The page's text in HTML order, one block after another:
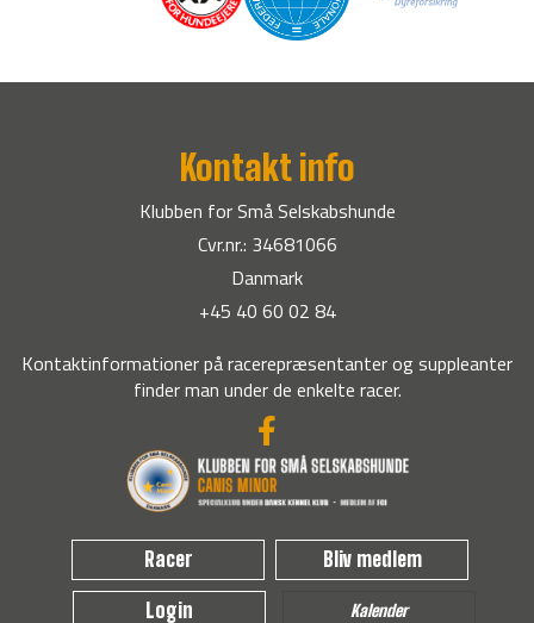
Kontakt info
Klubben for Små Selskabshunde
Cvr.nr.: 34681066
Danmark
+45 40 60 02 84
Kontaktinformationer på racerepræsentanter og suppleanter
finder man under de enkelte racer.
Racer Bliv medlem
Login Kalender